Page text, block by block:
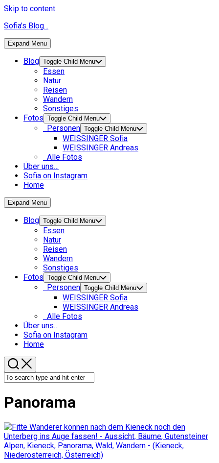
Skip to content
Sofia's Blog...
Expand Menu
Blog Toggle Child Menu
Essen
Natur
Reisen
Wandern
Sonstiges
Fotos Toggle Child Menu
Personen Toggle Child Menu
WEISSINGER Sofia
WEISSINGER Andreas
Alle Fotos
Über uns…
Sofia on Instagram
Home
Expand Menu
Blog Toggle Child Menu
Essen
Natur
Reisen
Wandern
Sonstiges
Fotos Toggle Child Menu
Personen Toggle Child Menu
WEISSINGER Sofia
WEISSINGER Andreas
Alle Fotos
Über uns…
Sofia on Instagram
Home
Panorama